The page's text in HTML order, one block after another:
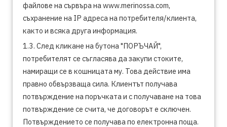
файлове на сървъра на www.merinossa.com,
съхранение на IP адреса на потребителя/клиента,
както и всяка друга информация.
1.3. След кликане на бутона "ПОРЪЧАЙ",
потребителят се съгласява да закупи стоките,
намиращи се в кошницата му. Това действие има
правно обвързваща сила. Клиентът получава
потвърждение на поръчката и с получаване на това
потвърждение се счита, че договорът е сключен.
Потвърждението се получава по електронна поща.